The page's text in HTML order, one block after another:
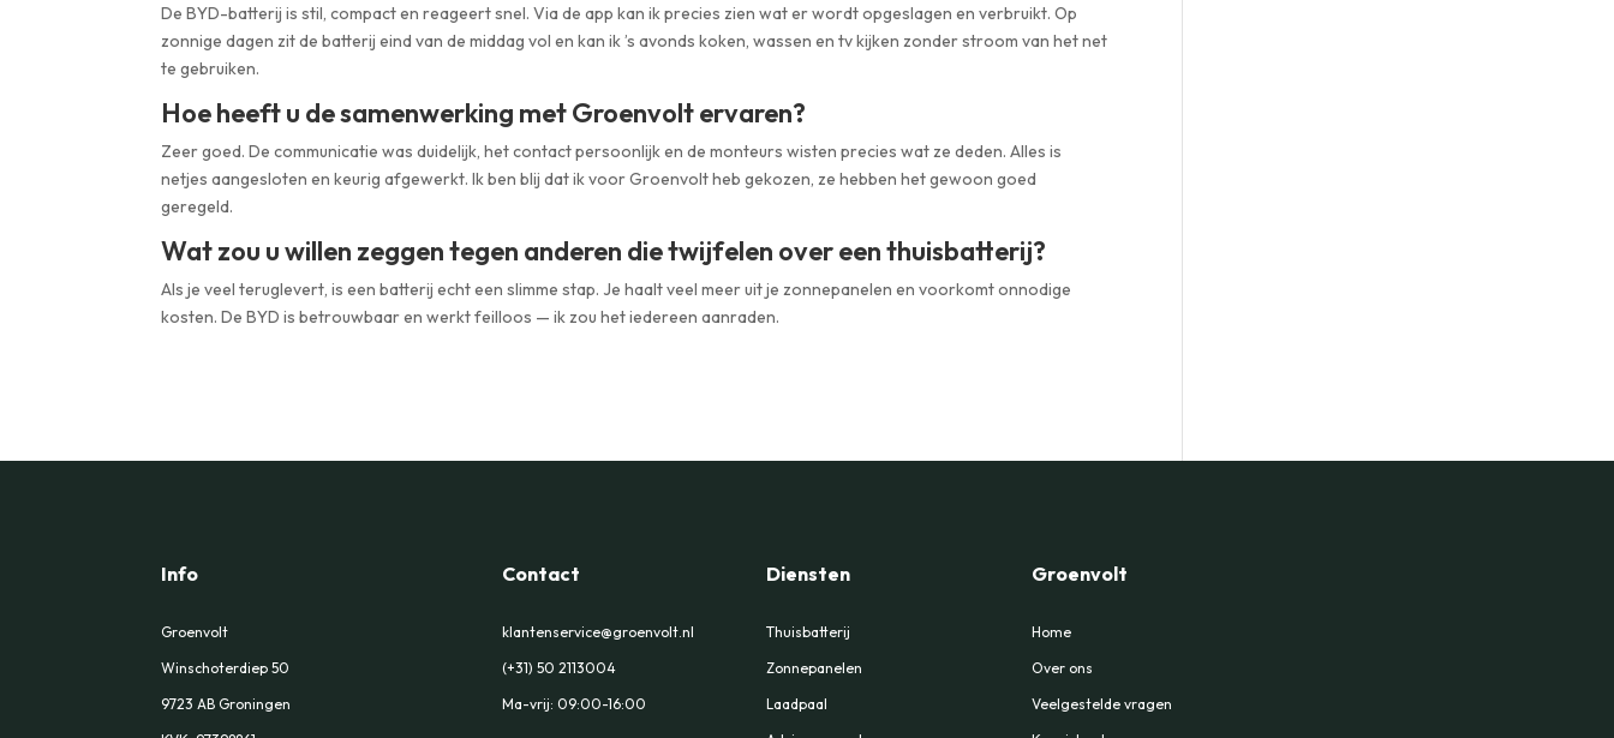
De BYD-batterij is stil, compact en reageert snel. Via de app kan ik precies zien wat er wordt opgeslagen en verbruikt. Op
zonnige dagen zit de batterij eind van de middag vol en kan ik ’s avonds koken, wassen en tv kijken zonder stroom van het net
te gebruiken.
Hoe heeft u de samenwerking met Groenvolt ervaren?
Zeer goed. De communicatie was duidelijk, het contact persoonlijk en de monteurs wisten precies wat ze deden. Alles is
netjes aangesloten en keurig afgewerkt. Ik ben blij dat ik voor Groenvolt heb gekozen, ze hebben het gewoon goed
geregeld.
Wat zou u willen zeggen tegen anderen die twijfelen over een thuisbatterij?
Als je veel teruglevert, is een batterij echt een slimme stap. Je haalt veel meer uit je zonnepanelen en voorkomt onnodige
kosten. De BYD is betrouwbaar en werkt feilloos — ik zou het iedereen aanraden.
Info
Groenvolt
Winschoterdiep 50
9723 AB Groningen
Contact
klantenservice@groenvolt.nl
(+31) 50 2113004
Ma-vrij: 09:00-16:00
Diensten
Thuisbatterij
Zonnepanelen
Laadpaal
Groenvolt
Home
Over ons
Veelgestelde vragen